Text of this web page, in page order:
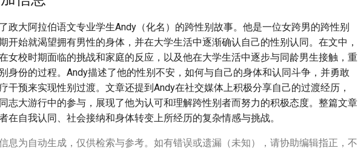
政大阿拉伯语文专业学生Andy（化名）的跨性别故事。他是一位女跨男的跨性别
开始就渴望拥有男性的身体，并在大学生活中逐渐确认自己的性别认同。在文中，
女校时期面临的挑战和家庭的反应，以及他在大学生活中逐步与同龄男生接触，重
身份的过程。Andy描述了他的性别不安，如何与自己的身体和认同斗争，并勇敢
干预来实现性别过渡。文章还提到Andy在社交媒体上积极分享自己的过渡经历，
志大游行中的参与，展现了他为认可和理解跨性别者而努力的积极态度。整篇文章
在自我认同、社会接纳和身体转变上所经历的复杂情感与挑战。
息为自动生成，仅供检索与参考。如有错误或遗漏（未知），请协助编辑指正，不